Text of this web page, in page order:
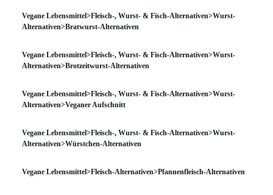
Vegane Lebensmittel>Fleisch-, Wurst- & Fisch-Alternativen>Wurst-
Alternativen>Bratwurst-Alternativen
Vegane Lebensmittel>Fleisch-, Wurst- & Fisch-Alternativen>Wurst-
Alternativen>Brotzeitwurst-Alternativen
Vegane Lebensmittel>Fleisch-, Wurst- & Fisch-Alternativen>Wurst-
Alternativen>Veganer Aufschnitt
Vegane Lebensmittel>Fleisch-, Wurst- & Fisch-Alternativen>Wurst-
Alternativen>Würstchen-Alternativen
Vegane Lebensmittel>Fleisch-Alternativen>Pfannenfleisch-Alternativen